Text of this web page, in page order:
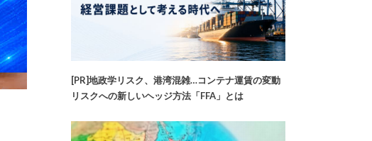
[PR]地政学リスク、港湾混雑…コンテナ運賃の変動
リスクへの新しいヘッジ方法「FFA」とは